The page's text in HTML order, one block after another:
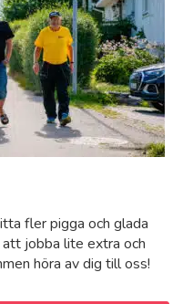
fler pigga och glada
jobba lite extra och
höra av dig till oss!